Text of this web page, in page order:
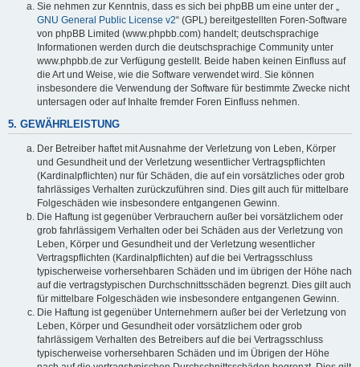
Sie nehmen zur Kenntnis, dass es sich bei phpBB um eine unter der „
GNU General Public License v2“ (GPL) bereitgestellten Foren-Software
von phpBB Limited (www.phpbb.com) handelt; deutschsprachige
Informationen werden durch die deutschsprachige Community unter
www.phpbb.de zur Verfügung gestellt. Beide haben keinen Einfluss auf
die Art und Weise, wie die Software verwendet wird. Sie können
insbesondere die Verwendung der Software für bestimmte Zwecke nicht
untersagen oder auf Inhalte fremder Foren Einfluss nehmen.
5. GEWÄHRLEISTUNG
Der Betreiber haftet mit Ausnahme der Verletzung von Leben, Körper
und Gesundheit und der Verletzung wesentlicher Vertragspflichten
(Kardinalpflichten) nur für Schäden, die auf ein vorsätzliches oder grob
fahrlässiges Verhalten zurückzuführen sind. Dies gilt auch für mittelbare
Folgeschäden wie insbesondere entgangenen Gewinn.
Die Haftung ist gegenüber Verbrauchern außer bei vorsätzlichem oder
grob fahrlässigem Verhalten oder bei Schäden aus der Verletzung von
Leben, Körper und Gesundheit und der Verletzung wesentlicher
Vertragspflichten (Kardinalpflichten) auf die bei Vertragsschluss
typischerweise vorhersehbaren Schäden und im übrigen der Höhe nach
auf die vertragstypischen Durchschnittsschäden begrenzt. Dies gilt auch
für mittelbare Folgeschäden wie insbesondere entgangenen Gewinn.
Die Haftung ist gegenüber Unternehmern außer bei der Verletzung von
Leben, Körper und Gesundheit oder vorsätzlichem oder grob
fahrlässigem Verhalten des Betreibers auf die bei Vertragsschluss
typischerweise vorhersehbaren Schäden und im Übrigen der Höhe